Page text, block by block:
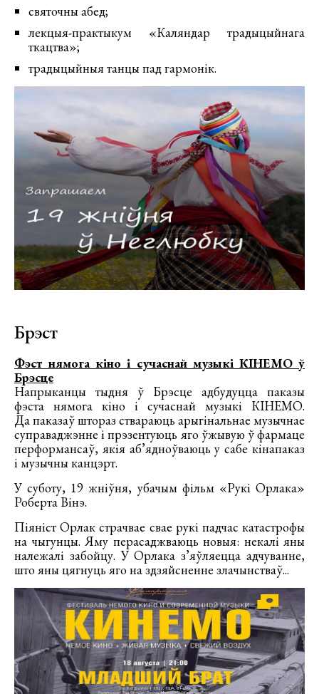
святочны абед;
лекцыя-практыкум «Каляндар традыцыйнага
ткацтва»;
традыцыйныя танцы пад гармонік.
Брэст
Фэст нямога кіно і сучаснай музыкі КІНЕМО ў
Брэсце
Напрыканцы тыдня ў Брэсце адбудуцца паказы
фэста нямога кіно і сучаснай музыкі КІНЕМО.
Да паказаў штораз ствараюць арыгінальнае музычнае
суправаджэнне і прэзентуюць яго ўжывую ў фармаце
перформансаў, якія аб’ядноўваюць у сабе кінапаказ
і музычны канцэрт.
У суботу, 19 жніўня, убачым фільм «Рукі Орлака»
Роберта Вінэ.
Піяніст Орлак страчвае свае рукі падчас катастрофы
на чыгунцы. Яму перасаджваюць новыя: некалі яны
належалі забойцу. У Орлака з’яўляецца адчуванне,
што яны цягнуць яго на здзяйсненне злачынстваў...